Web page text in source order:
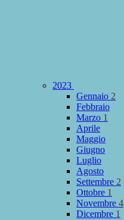
2023
Gennaio 2
Febbraio
Marzo 1
Aprile
Maggio
Giugno
Luglio
Agosto
Settembre 2
Ottobre 1
Novembre 4
Dicembre 1